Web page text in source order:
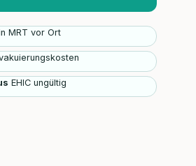
MRT vor Ort
EHIC ungültig